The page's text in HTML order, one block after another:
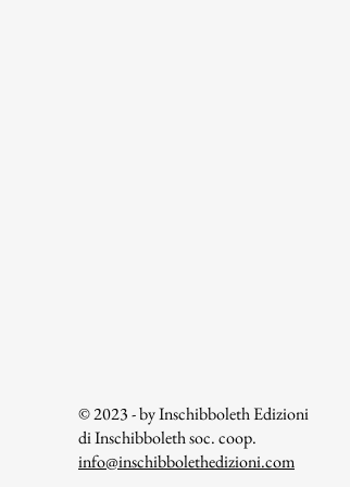
© 2023 - by Inschibboleth Edizioni
di Inschibboleth soc. coop.
info@inschibbolethedizioni.com